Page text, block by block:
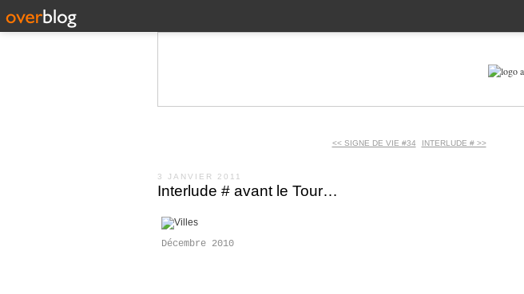
<< SIGNE DE VIE #34 INTERLUDE # >>
3 JANVIER 2011
Interlude # avant le Tour…
Décembre 2010